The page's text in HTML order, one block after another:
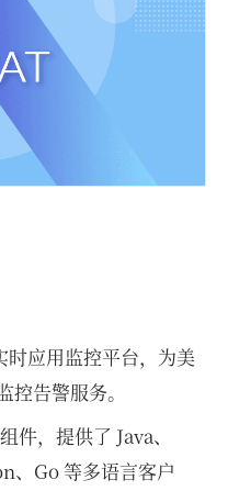
时应用监控平台，为美
告警服务。
件，提供了 Java、
、Go 等多语言客户